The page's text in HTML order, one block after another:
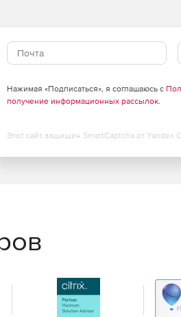
новые функции Excel
вставки и управления иконками,
видео 4K.
сводные карты поездок и
версия программы или пакета
программы. Мы пришлем вам
Microsoft Office, и ключ
Нажимая «Подписаться», я соглашаюсь с
получение информационных рассылок.
Этот сайт защищен SmartCaptcha от Yandex